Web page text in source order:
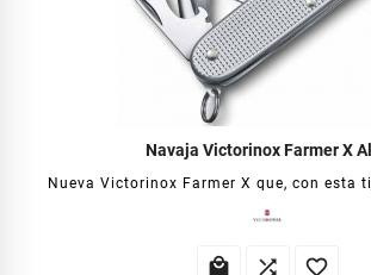
Navaja Victorinox Farmer X
Nueva Victorinox Farmer X que, con esta
  